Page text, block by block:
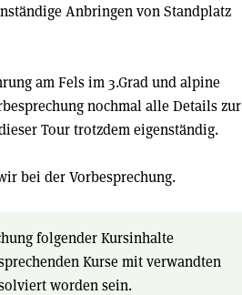
Anbringen von Standplatz
am Fels im 3.Grad und alpine
nochmal alle Details zur
Tour trotzdem eigenständig.
bei der Vorbesprechung.
folgender Kursinhalte
Kurse mit verwandten
worden sein.